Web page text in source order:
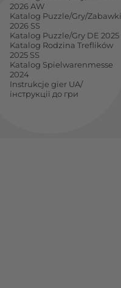
2026 AW
Katalog Puzzle/Gry/Zabawki
2026 SS
Katalog Puzzle/Gry DE 2025
Katalog Rodzina Treflików
2025 SS
Katalog Spielwarenmesse
2024
Instrukcje gier UA/
інструкції до гри